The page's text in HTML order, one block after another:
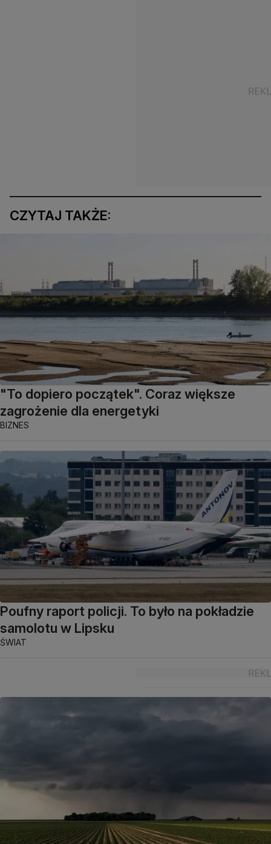
CZYTAJ TAKŻE:
"To dopiero początek". Coraz większe
zagrożenie dla energetyki
BIZNES
Poufny raport policji. To było na pokładzie
samolotu w Lipsku
ŚWIAT